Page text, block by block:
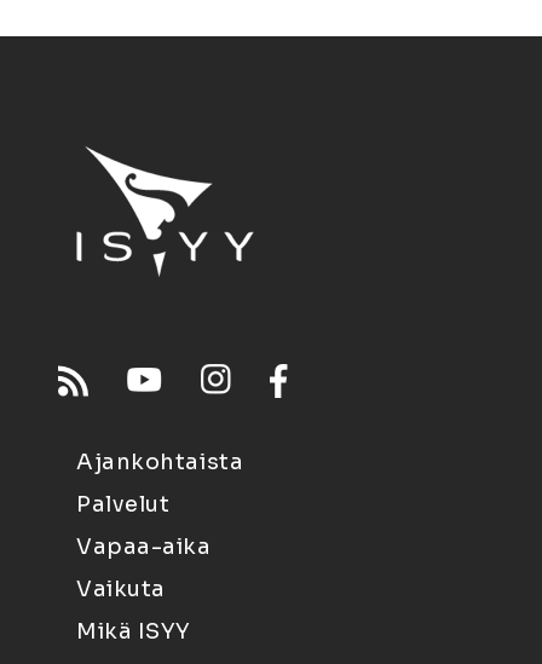
Ajankohtaista
Palvelut
Vapaa-aika
Vaikuta
Mikä ISYY